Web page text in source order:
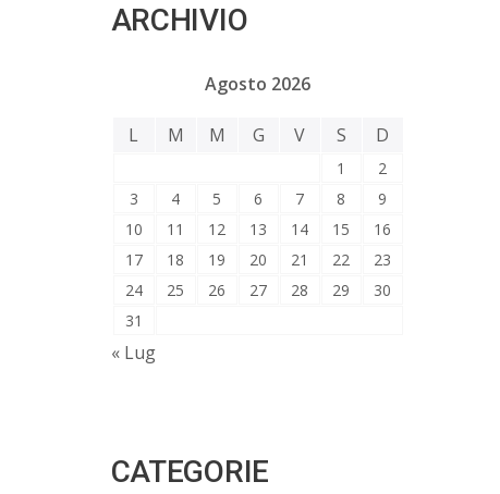
ARCHIVIO
Agosto 2026
L M M G V S D
1
2
3
4 5 6 7 8
9
10
11 12 13 14 15
16
17
18 19 20 21 22
23
24
25 26 27 28 29
30
31
« Lug
CATEGORIE